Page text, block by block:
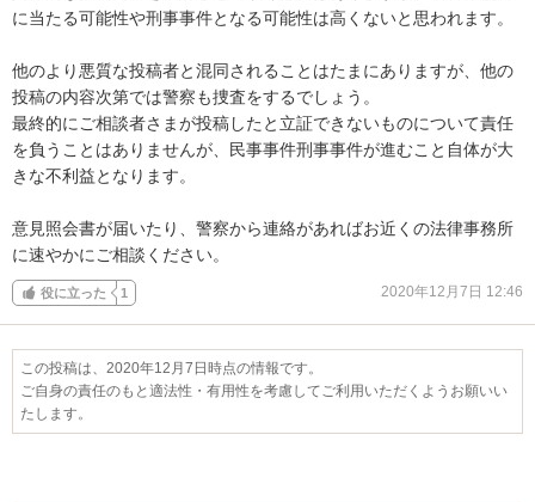
に当たる可能性や刑事事件となる可能性は高くないと思われます。
他のより悪質な投稿者と混同されることはたまにありますが、他の
投稿の内容次第では警察も捜査をするでしょう。
最終的にご相談者さまが投稿したと立証できないものについて責任
を負うことはありませんが、民事事件刑事事件が進むこと自体が大
きな不利益となります。
意見照会書が届いたり、警察から連絡があればお近くの法律事務所
に速やかにご相談ください。
役に立った 1 2020年12月7日 12:46
この投稿は、2020年12月7日時点の情報です。
ご自身の責任のもと適法性・有用性を考慮してご利用いただくようお願いい
たします。